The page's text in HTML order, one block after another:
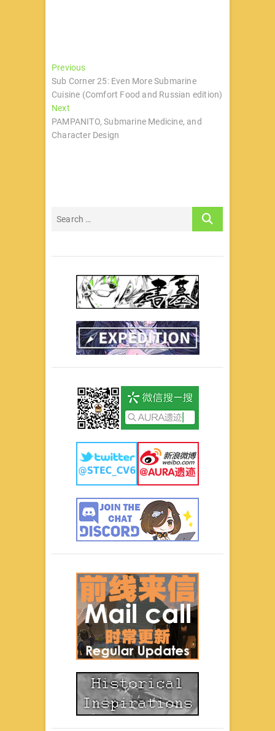
文
章
导
航
PreviousPrevious
post:
Sub Corner 25: Even More Submarine
Cuisine (Comfort Food and Russian edition)
NextNext
post:
PAMPANITO, Submarine Medicine, and
Character Design